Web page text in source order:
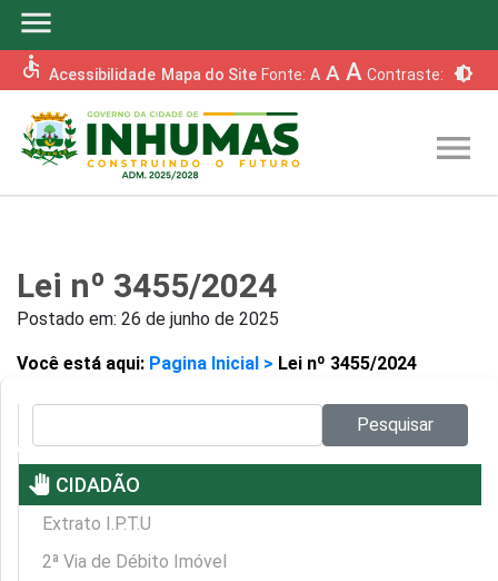
menu
accessible Acessibilidade Mapa do Site Fonte: A A A Contraste: brightness_6
menu
Lei nº 3455/2024
Postado em: 26 de junho de 2025
Você está aqui: Pagina Inicial > Lei nº 3455/2024
Pesquisar
pan_tool CIDADÃO
Extrato I.P.T.U
2ª Via de Débito Imóvel